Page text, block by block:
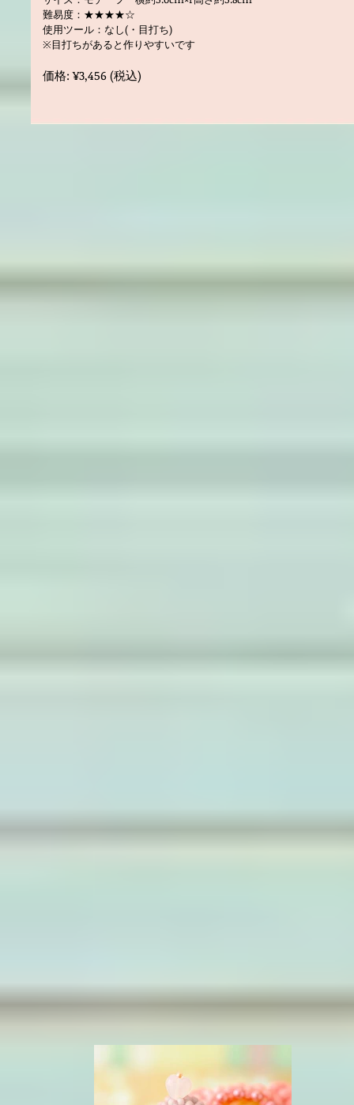
難易度：★★★★☆
使用ツール：なし(・目打ち)
※目打ちがあると作りやすいです
価格: ¥3,456 (税込)